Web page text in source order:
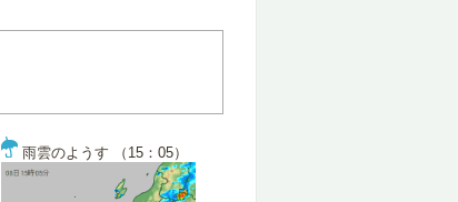
雨雲のようす （15：05）